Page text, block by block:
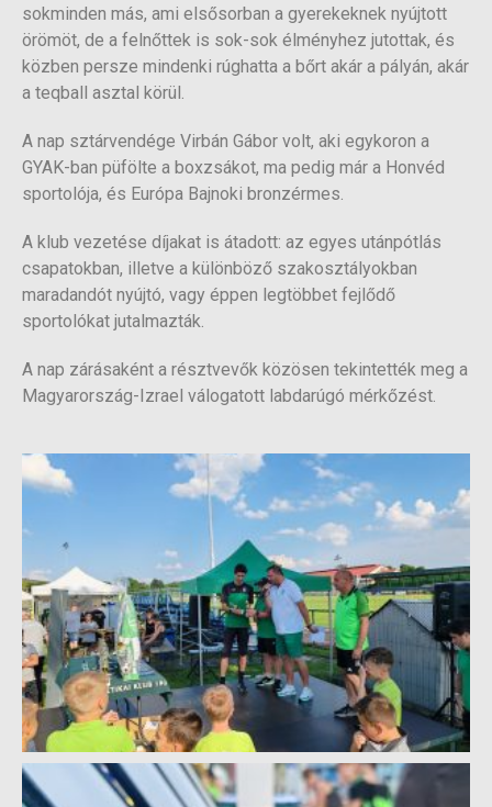
sokminden más, ami elsősorban a gyerekeknek nyújtott
örömöt, de a felnőttek is sok-sok élményhez jutottak, és
közben persze mindenki rúghatta a bőrt akár a pályán, akár
a teqball asztal körül.
A nap sztárvendége Virbán Gábor volt, aki egykoron a
GYAK-ban püfölte a boxzsákot, ma pedig már a Honvéd
sportolója, és Európa Bajnoki bronzérmes.
A klub vezetése díjakat is átadott: az egyes utánpótlás
csapatokban, illetve a különböző szakosztályokban
maradandót nyújtó, vagy éppen legtöbbet fejlődő
sportolókat jutalmazták.
A nap zárásaként a résztvevők közösen tekintették meg a
Magyarország-Izrael válogatott labdarúgó mérkőzést.